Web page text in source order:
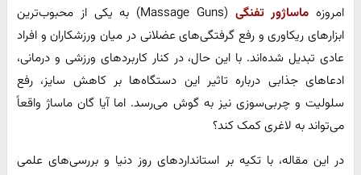
امروزه ماساژور تفنگی
(Massage Guns) به یکی از محبوب‌ترین
ابزارهای ریکاوری و رفع گرفتگی‌های عضلانی در میان ورزشکاران و افراد
عادی تبدیل شده‌اند. با این حال، در کنار کاربردهای ورزشی و درمانی،
ادعاهای جذابی درباره تاثیر این دستگاه‌ها بر کاهش سایز، رفع
سلولیت و چربی‌سوزی نیز به گوش می‌رسد. اما آیا گان ماساژ واقعاً
می‌تواند به لاغری کمک کند؟
در این مقاله، با تکیه بر استانداردهای روز دنیا و بررسی‌های علمی